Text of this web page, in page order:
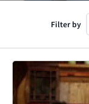
Filter by
性犯罪
網絡犯罪